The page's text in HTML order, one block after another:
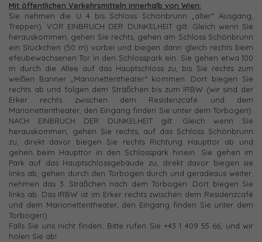
Mit öffentlichen Verkehrsmitteln innerhalb von Wien:
Sie nehmen die U 4 bis Schloss Schönbrunn „alter“ Ausgang,
Treppen). VOR EINBRUCH DER DUNKELHEIT gilt: Gleich wenn Sie
herauskommen, gehen Sie rechts, gehen am Schloss Schönbrunn
ein Stückchen (50 m) vorbei und biegen dann gleich rechts beim
efeubewachsenen Tor in den Schlosspark ein. Sie gehen etwa 100
m durch die Allee auf das Hauptschloss zu, bis Sie rechts zum
weißen Banner „Marionettentheater“ kommen. Dort biegen Sie
rechts ab und folgen dem Sträßchen bis zum IRBW (wir sind der
Erker rechts zwischen dem Residenzcafé und dem
Marionettentheater, den Eingang finden Sie unter dem Torbogen).
NACH EINBRUCH DER DUNKELHEIT gilt: Gleich wenn Sie
herauskommen, gehen Sie rechts, auf das Schloss Schönbrunn
zu, direkt davor biegen Sie rechts Richtung Haupttor ab und
gehen beim Haupttor in den Schlosspark hinein. Sie gehen im
Park auf das Hauptschlossgebäude zu, direkt davor biegen sie
links ab, gehen durch den Torbogen durch und geradeaus weiter,
nehmen das 3. Sträßchen nach dem Torbogen. Dort biegen Sie
links ab. Das IRBW ist im Erker rechts zwischen dem Residenzcafé
und dem Marionettentheater, den Eingang finden Sie unter dem
Torbogen).
Falls Sie uns nicht finden: Bitte rufen Sie +43 1 409 55 66, und wir
holen Sie ab!